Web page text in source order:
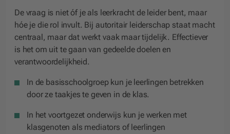
De vraag is niet óf je als leerkracht de leider bent, maar
hóe je die rol invult. Bij autoritair leiderschap staat macht
centraal, maar dat werkt vaak maar tijdelijk. Effectiever
is het om uit te gaan van gedeelde doelen en
verantwoordelijkheid.
In de basisschoolgroep kun je leerlingen betrekken
door ze taakjes te geven in de klas.
In het voortgezet onderwijs kun je werken met
klasgenoten als mediators of leerlingen